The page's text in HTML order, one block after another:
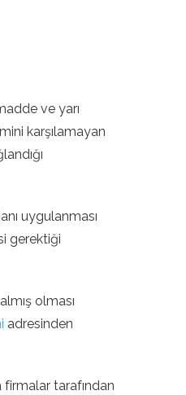
ve yarı
karşılamayan
uygulanması
gerektiği
olması
adresinden
tarafından